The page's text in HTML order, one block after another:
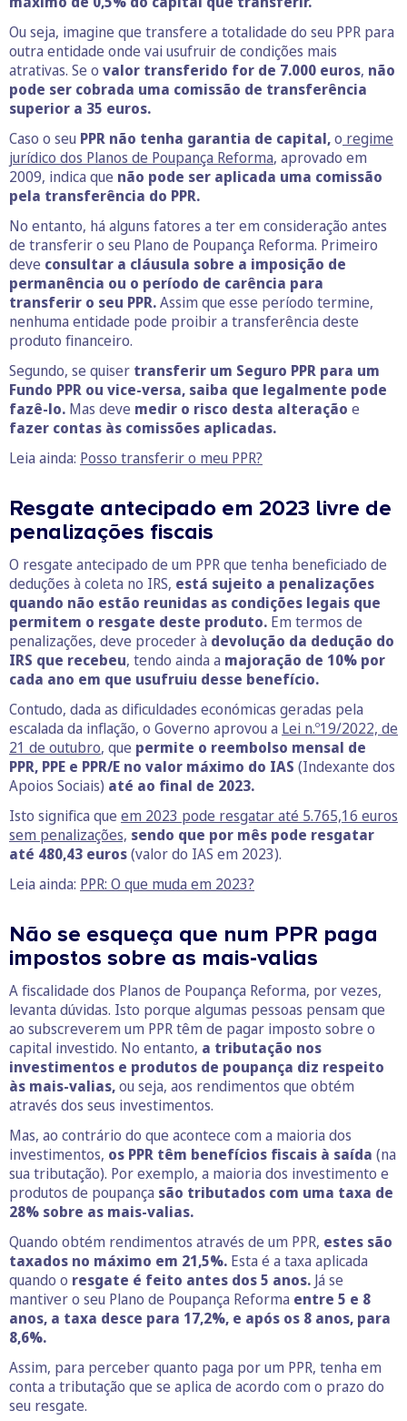
Ou seja, imagine que transfere a totalidade do seu PPR para
outra entidade onde vai usufruir de condições mais
atrativas. Se o valor transferido for de 7.000 euros, não
pode ser cobrada uma comissão de transferência
superior a 35 euros.
Caso o seu PPR não tenha garantia de capital,o regime
jurídico dos Planos de Poupança Reforma, aprovado em
2009, indica que não pode ser aplicada uma comissão
pela transferência do PPR.
No entanto, há alguns fatores a ter em consideração antes
de transferir o seu Plano de Poupança Reforma. Primeiro
deve consultar a cláusula sobre a imposição de
permanência ou o período de carência para
transferir o seu PPR.Assim que esse período termine,
nenhuma entidade pode proibir a transferência deste
produto financeiro.
Segundo, se quiser transferir um Seguro PPR para um
Fundo PPR ou vice-versa, saiba que legalmente pode
fazê-lo. Mas deve medir o risco desta alteração e
fazer contas às comissões aplicadas.
Leia ainda: Posso transferir o meu PPR?
Resgate antecipado em 2023 livre de
penalizações fiscais
O resgate antecipado de um PPR que tenha beneficiado de
deduções à coleta no IRS, está sujeito a penalizações
quando não estão reunidas as condições legais que
permitem o resgate deste produto. Em termos de
penalizações, deve proceder à devolução da dedução do
IRS que recebeu, tendo ainda a majoração de 10% por
cada ano em que usufruiu desse benefício.
Contudo, dada as dificuldades económicas geradas pela
escalada da inflação, o Governo aprovou a Lei n.º19/2022, de
21 de outubro, que permite o reembolso mensal de
PPR, PPE e PPR/E no valor máximo do IAS (Indexante dos
Apoios Sociais) até ao final de 2023.
Isto significa que em 2023 pode resgatar até 5.765,16 euros
sem penalizações, sendo que por mês pode resgatar
até 480,43 euros(valor do IAS em 2023).
Leia ainda: PPR: O que muda em 2023?
Não se esqueça que num PPR paga
impostos sobre as mais-valias
A fiscalidade dos Planos de Poupança Reforma, por vezes,
levanta dúvidas. Isto porque algumas pessoas pensam que
ao subscreverem um PPR têm de pagar imposto sobre o
capital investido. No entanto, a tributação nos
investimentos e produtos de poupança diz respeito
às mais-valias,ou seja, aos rendimentos que obtém
através dos seus investimentos.
Mas, ao contrário do que acontece com a maioria dos
investimentos, os PPR têm benefícios fiscais à saída (na
sua tributação). Por exemplo, a maioria dos investimento e
produtos de poupança são tributados com uma taxa de
28% sobre as mais-valias.
Quando obtém rendimentos através de um PPR, estes são
taxados no máximo em 21,5%. Esta é a taxa aplicada
quando o resgate é feito antes dos 5 anos. Já se
mantiver o seu Plano de Poupança Reforma entre 5 e 8
anos, a taxa desce para 17,2%, e após os 8 anos, para
8,6%.
Assim, para perceber quanto paga por um PPR, tenha em
conta a tributação que se aplica de acordo com o prazo do
seu resgate.